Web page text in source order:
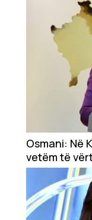
Osmani: Në
vetëm të
mohoj